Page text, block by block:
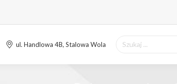
ul. Handlowa 4B, Stalowa Wola Szukaj: